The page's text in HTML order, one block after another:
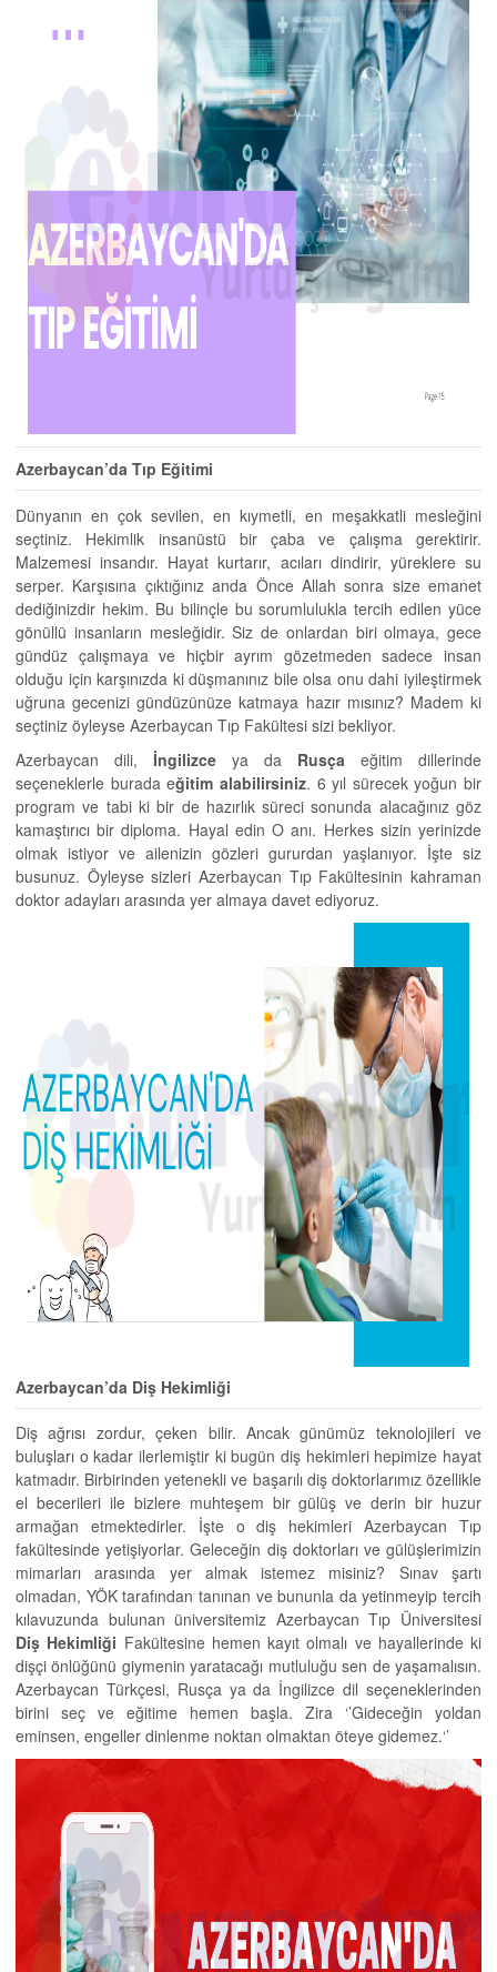
Azerbaycan’da Tıp Eğitimi
Dünyanın en çok sevilen, en kıymetli, en meşakkatli mesleğini
seçtiniz. Hekimlik insanüstü bir çaba ve çalışma gerektirir.
Malzemesi insandır. Hayat kurtarır, acıları dindirir, yüreklere su
serper. Karşısına çıktığınız anda Önce Allah sonra size emanet
dediğinizdir hekim. Bu bilinçle bu sorumlulukla tercih edilen yüce
gönüllü insanların mesleğidir. Siz de onlardan biri olmaya, gece
gündüz çalışmaya ve hiçbir ayrım gözetmeden sadece insan
olduğu için karşınızda ki düşmanınız bile olsa onu dahi iyileştirmek
uğruna gecenizi gündüzünüze katmaya hazır mısınız? Madem ki
seçtiniz öyleyse Azerbaycan Tıp Fakültesi sizi bekliyor.
Azerbaycan dili, İngilizce ya da Rusça eğitim dillerinde
seçeneklerle burada eğitim alabilirsiniz. 6 yıl sürecek yoğun bir
program ve tabi ki bir de hazırlık süreci sonunda alacağınız göz
kamaştırıcı bir diploma. Hayal edin O anı. Herkes sizin yerinizde
olmak istiyor ve ailenizin gözleri gururdan yaşlanıyor. İşte siz
busunuz. Öyleyse sizleri Azerbaycan Tıp Fakültesinin kahraman
doktor adayları arasında yer almaya davet ediyoruz.
Azerbaycan’da Diş Hekimliği
Diş ağrısı zordur, çeken bilir. Ancak günümüz teknolojileri ve
buluşları o kadar ilerlemiştir ki bugün diş hekimleri hepimize hayat
katmadır. Birbirinden yetenekli ve başarılı diş doktorlarımız özellikle
el becerileri ile bizlere muhteşem bir gülüş ve derin bir huzur
armağan etmektedirler. İşte o diş hekimleri Azerbaycan Tıp
fakültesinde yetişiyorlar. Geleceğin diş doktorları ve gülüşlerimizin
mimarları arasında yer almak istemez misiniz? Sınav şartı
olmadan, YÖK tarafından tanınan ve bununla da yetinmeyip tercih
kılavuzunda bulunan üniversitemiz Azerbaycan Tıp Üniversitesi
Diş Hekimliği Fakültesine hemen kayıt olmalı ve hayallerinde ki
dişçi önlüğünü giymenin yaratacağı mutluluğu sen de yaşamalısın.
Azerbaycan Türkçesi, Rusça ya da İngilizce dil seçeneklerinden
birini seç ve eğitime hemen başla. Zira ‘’Gideceğin yoldan
eminsen, engeller dinlenme noktan olmaktan öteye gidemez.‘’